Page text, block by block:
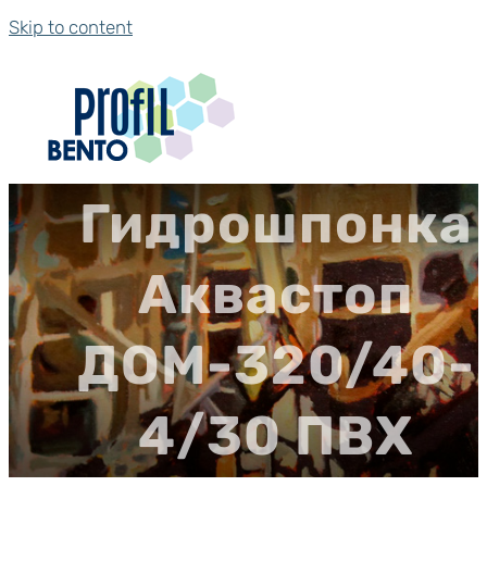
Skip to content
Гидрошпонка
Аквастоп
ДОМ-320/40-
4/30 ПВХ